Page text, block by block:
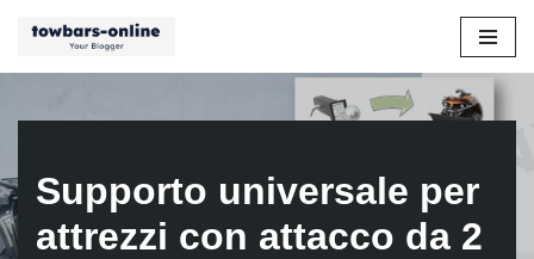
contenuto
Supporto universale per
attrezzi con attacco da 2